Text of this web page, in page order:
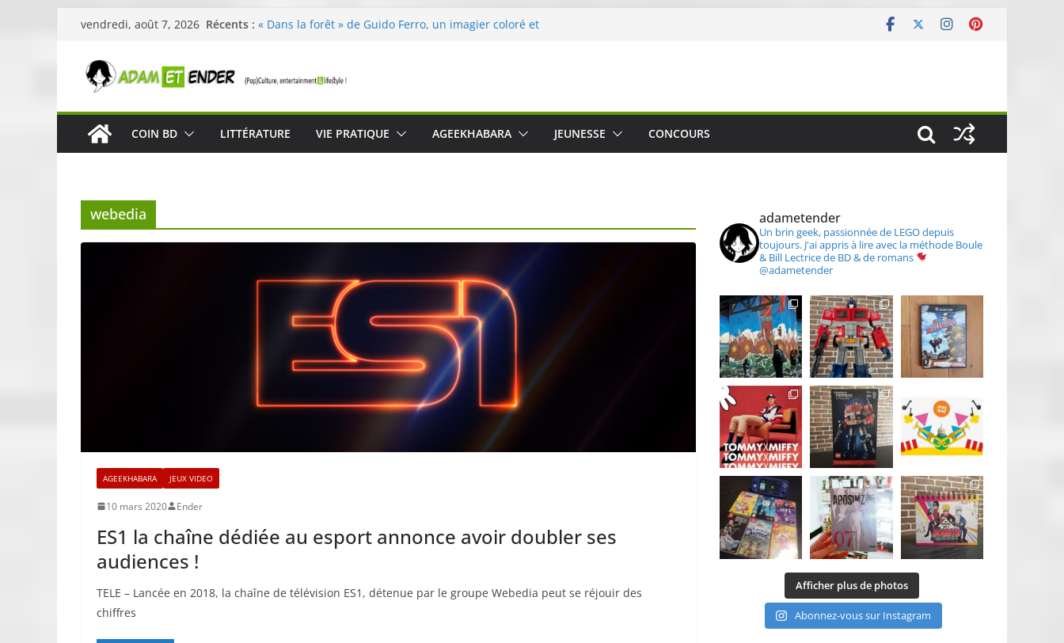
Passer
contenu
vendredi, août 7, 2026 Récents : « Dans la forêt » de Guido Ferro, un imagier coloré et
Célestin en concert : une expérience intime et engagée à
« In The Beginning was The Water », le film concert
néoclassique de Nico Cartosio sur Prime Video le 6 octobre
Skullcandy dévoile le Crusher 540 Active : un casque audio
COIN BD LITTÉRATURE VIE PRATIQUE AGEEKHABARA JEUNESSE CONCOURS
webedia
AGEEKHABARA JEUX VIDEO
10 mars 2020 Ender
ES1 la chaîne dédiée au esport annonce avoir doubler ses
audiences !
TELE – Lancée en 2018, la chaîne de télévision ES1, détenue par le groupe Webedia peut se réjouir des
chiffres
adametender
Un brin geek, passionnée de LEGO depuis
toujours. J'ai appris à lire avec la méthode Boule
& Bill Lectrice de BD & de romans
@adametender
Afficher plus de photos
Abonnez-vous sur Instagram